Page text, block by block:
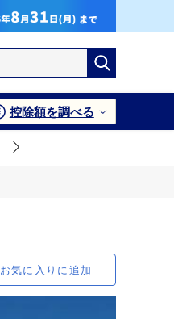
控除額を調べる
お気に入りに追加